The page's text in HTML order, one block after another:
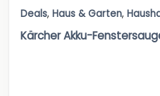
Deals, Haus & Garten,
Kärcher Akku-